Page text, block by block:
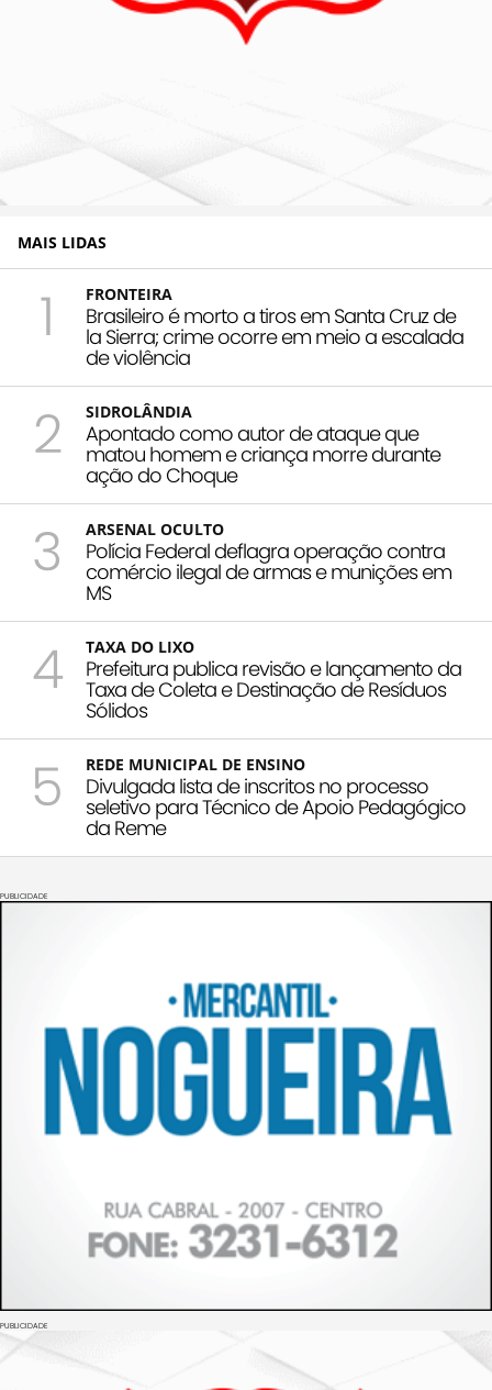
MAIS LIDAS
1 FRONTEIRA
Brasileiro é morto a tiros em Santa Cruz de
la Sierra; crime ocorre em meio a escalada
de violência
2 SIDROLÂNDIA
Apontado como autor de ataque que
matou homem e criança morre durante
ação do Choque
3 ARSENAL OCULTO
Polícia Federal deflagra operação contra
comércio ilegal de armas e munições em
MS
4 TAXA DO LIXO
Prefeitura publica revisão e lançamento da
Taxa de Coleta e Destinação de Resíduos
Sólidos
5 REDE MUNICIPAL DE ENSINO
Divulgada lista de inscritos no processo
seletivo para Técnico de Apoio Pedagógico
da Reme
PUBLICIDADE
PUBLICIDADE